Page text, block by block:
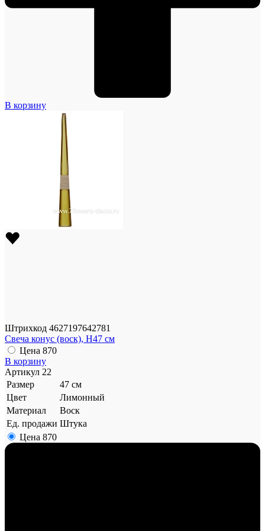
В корзину
Штрихкод 4627197642781
Свеча конус (воск), H47 см
Цена 870
В корзину
Артикул 22
Размер
47 см
Цвет
Лимонный
Материал
Воск
Ед. продажи Штука
Цена 870